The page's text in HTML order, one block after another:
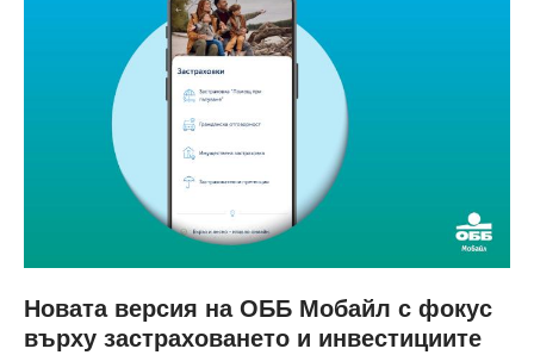
Новата версия на ОББ Мобайл с фокус
върху застраховането и инвестициите